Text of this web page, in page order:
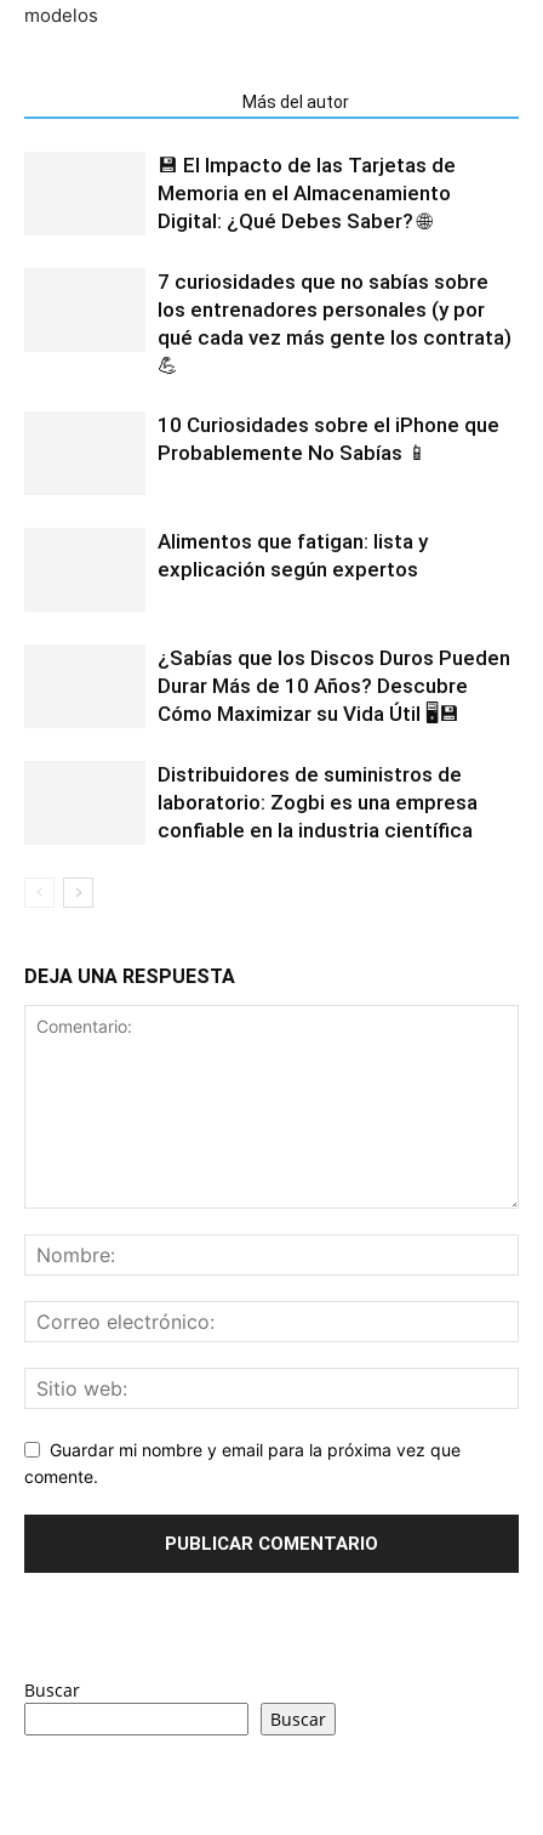
modelos
Más del autor
💾 El Impacto de las Tarjetas de
Memoria en el Almacenamiento
Digital: ¿Qué Debes Saber? 🌐
7 curiosidades que no sabías sobre
los entrenadores personales (y por
qué cada vez más gente los contrata)
💪
10 Curiosidades sobre el iPhone que
Probablemente No Sabías 📱
Alimentos que fatigan: lista y
explicación según expertos
¿Sabías que los Discos Duros Pueden
Durar Más de 10 Años? Descubre
Cómo Maximizar su Vida Útil 🖥️💾
Distribuidores de suministros de
laboratorio: Zogbi es una empresa
confiable en la industria científica
DEJA UNA RESPUESTA
Guardar mi nombre y email para la próxima vez que
comente.
Buscar
Buscar